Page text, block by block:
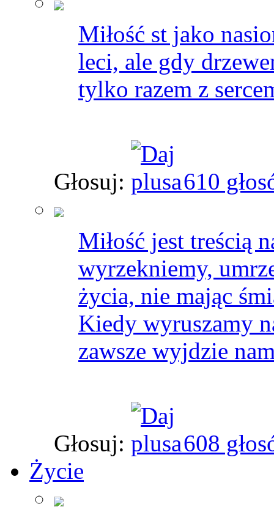
Miłość st jako
leci, ale gdy
tylko razem z
Głosuj: 610
Miłość jest treścią
wyrzekniemy,
życia, nie mając
Kiedy wyruszamy
zawsze wyjdzie
Głosuj:
608
Życie